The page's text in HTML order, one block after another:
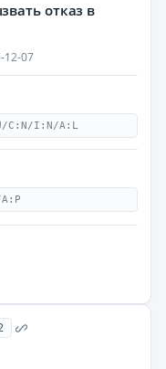
отказ в
12-07
C:N/I:N/A:L